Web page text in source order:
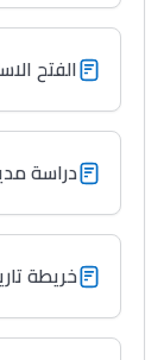
الفتح
دراسة
خريطة